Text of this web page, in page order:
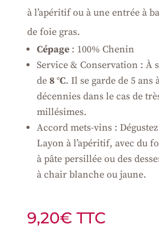
à l’apéritif ou à une entrée à
de foie gras.
Cépage: 100% Chenin
Service & Conservation : À
de 8 °C. Il se garde de 5 ans
décennies dans le cas de
millésimes.
Accord mets-vins :
Layon à l’apéritif, avec du
à pâte persillée ou des
à chair blanche ou jaune.
9,20€ TTC